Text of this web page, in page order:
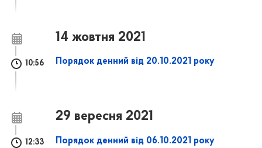
14 жовтня 2021
10:56 Порядок денний від 20.10.2021 року
29 вересня 2021
12:33 Порядок денний від 06.10.2021 року